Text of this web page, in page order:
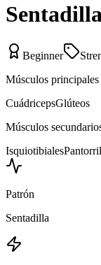
Beginner
Músculos principales
CuádricepsGlúteos
Músculos
Isquiotibiales
Patrón
Sentadilla